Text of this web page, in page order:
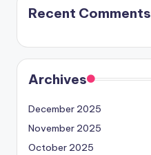
Recent Comments
Archives
December 2025
November 2025
October 2025